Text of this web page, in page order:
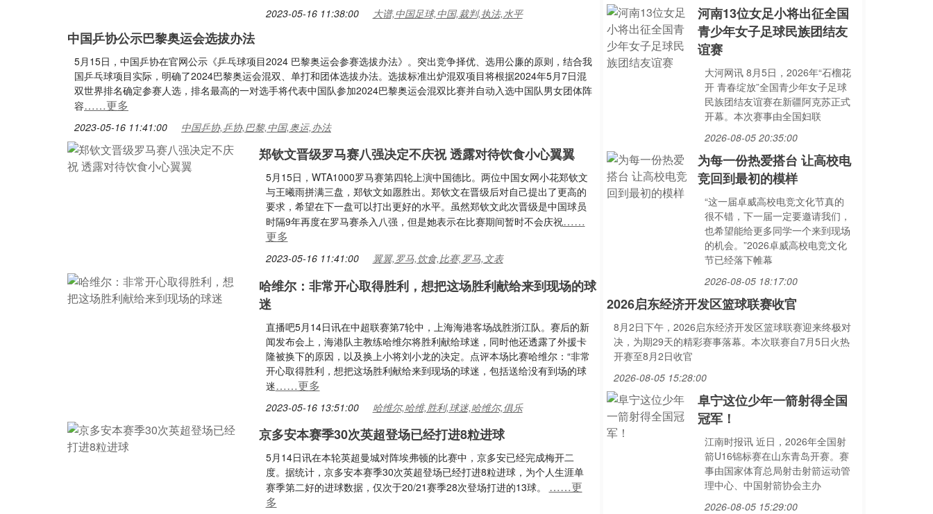
2023-05-16 11:38:00 大谱,中国足球,中国,裁判,执法,水平
中国乒协公示巴黎奥运会选拔办法
5月15日，中国乒协在官网公示《乒乓球项目2024 巴黎奥运会参赛选拔办法》。突出竞争择优、选用公廉的原则，结合我
国乒乓球项目实际，明确了2024巴黎奥运会混双、单打和团体选拔办法。选拔标准出炉混双项目将根据2024年5月7日混
双世界排名确定参赛人选，排名最高的一对选手将代表中国队参加2024巴黎奥运会混双比赛并自动入选中国队男女团体阵
容……更多
2023-05-16 11:41:00 中国乒协,乒协,巴黎,中国,奥运,办法
郑钦文晋级罗马赛八强决定不庆祝 透露对待饮食小心翼翼
5月15日，WTA1000罗马赛第四轮上演中国德比。两位中国女网小花郑钦文
与王曦雨拼满三盘，郑钦文如愿胜出。郑钦文在晋级后对自己提出了更高的
要求，希望在下一盘可以打出更好的水平。虽然郑钦文此次晋级是中国球员
时隔9年再度在罗马赛杀入八强，但是她表示在比赛期间暂时不会庆祝……
更多
2023-05-16 11:41:00 翼翼,罗马,饮食,比赛,罗马,文表
哈维尔：非常开心取得胜利，想把这场胜利献给来到现场的球
迷
直播吧5月14日讯在中超联赛第7轮中，上海海港客场战胜浙江队。赛后的新
闻发布会上，海港队主教练哈维尔将胜利献给球迷，同时他还透露了外援卡
隆被换下的原因，以及换上小将刘小龙的决定。点评本场比赛哈维尔：“非常
开心取得胜利，想把这场胜利献给来到现场的球迷，包括送给没有到场的球
迷……更多
2023-05-16 13:51:00 哈维尔,哈维,胜利,球迷,哈维尔,俱乐
京多安本赛季30次英超登场已经打进8粒进球
5月14日讯在本轮英超曼城对阵埃弗顿的比赛中，京多安已经完成梅开二
度。据统计，京多安本赛季30次英超登场已经打进8粒进球，为个人生涯单
赛季第二好的进球数据，仅次于20/21赛季28次登场打进的13球。 ……更
多
河南13位女足小将出征全国
青少年女子足球民族团结友
谊赛
大河网讯 8月5日，2026年“石榴花
开 青春绽放”全国青少年女子足球
民族团结友谊赛在新疆阿克苏正式
开幕。本次赛事由全国妇联
2026-08-05 20:35:00
为每一份热爱搭台 让高校电
竞回到最初的模样
“这一届卓威高校电竞文化节真的
很不错，下一届一定要邀请我们，
也希望能给更多同学一个来到现场
的机会。”2026卓威高校电竞文化
节已经落下帷幕
2026-08-05 18:17:00
2026启东经济开发区篮球联赛收官
8月2日下午，2026启东经济开发区篮球联赛迎来终极对
决，为期29天的精彩赛事落幕。本次联赛自7月5日火热
开赛至8月2日收官
2026-08-05 15:28:00
阜宁这位少年一箭射得全国
冠军！
江南时报讯 近日，2026年全国射
箭U16锦标赛在山东青岛开赛。赛
事由国家体育总局射击射箭运动管
理中心、中国射箭协会主办
2026-08-05 15:29:00